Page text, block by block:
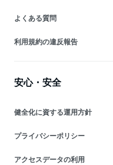
よくある質問
利用規約の違反報告
安心・安全
健全化に資する運用方針
プライバシーポリシー
アクセスデータの利用